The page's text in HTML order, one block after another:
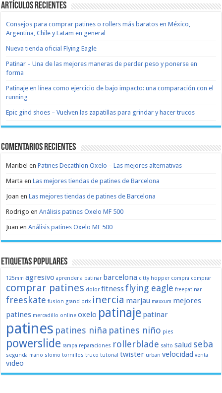
Artículos recientes
Consejos para comprar patines o rollers más baratos en México,
Argentina, Chile y Latam en general
Nueva tienda oficial Flying Eagle
Patinar – Una de las mejores maneras de perder peso y ponerse en
forma
Patinaje en línea como ejercicio de bajo impacto: una comparación con el
running
Epic gind shoes – Vuelven las zapatillas para grindar y hacer trucos
Comentarios recientes
Maribel enPatines Decathlon Oxelo – Las mejores alternativas
Marta enLas mejores tiendas de patines de Barcelona
Joan enLas mejores tiendas de patines de Barcelona
Rodrigo enAnálisis patines Oxelo MF 500
Juan enAnálisis patines Oxelo MF 500
Etiquetas populares
125mm agresivo aprender a patinar barcelona citty hopper compra comprar
comprar patines dolor fitnessflying eagle freepatinar
freeskate fusion grand prix inercia marjau maxxum mejores
patines mercadillo online oxelo patinaje patinar
patines patines niña patines niño pies
powerslide rampa reparaciones rollerblade salto salud seba
segunda mano slomo tornillos truco tutorial twister urban velocidad venta
video